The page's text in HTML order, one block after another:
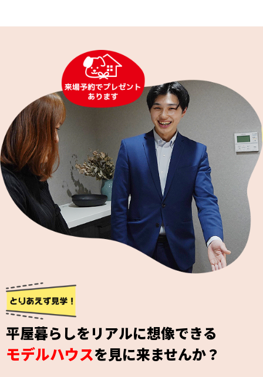
平屋暮らしをリアルに想像できる
モデルハウスを見に来ませんか？